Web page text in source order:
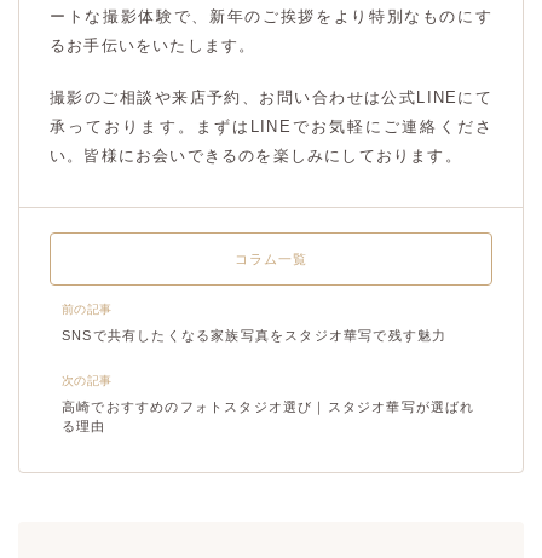
ートな撮影体験で、新年のご挨拶をより特別なものにす
るお手伝いをいたします。
撮影のご相談や来店予約、お問い合わせは公式LINEにて
承っております。まずはLINEでお気軽にご連絡くださ
い。皆様にお会いできるのを楽しみにしております。
前の記事
SNSで共有したくなる家族写真をスタジオ華写で残す魅力
コラム一覧
次の記事
高崎でおすすめのフォトスタジオ選び｜スタジオ華写が選ばれ
る理由